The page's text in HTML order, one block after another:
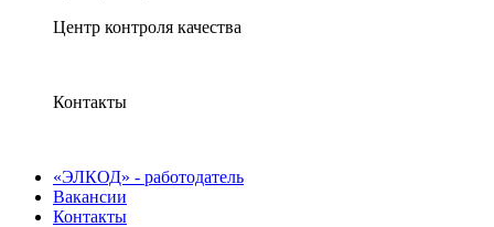
Центр контроля качества
Контакты
«ЭЛКОД» - работодатель
Вакансии
Контакты